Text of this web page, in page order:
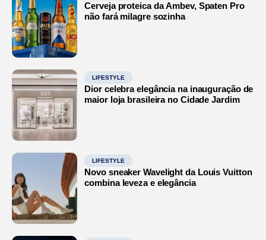
Cerveja proteica da Ambev, Spaten Pro
não fará milagre sozinha
LIFESTYLE
Dior celebra elegância na inauguração de
maior loja brasileira no Cidade Jardim
LIFESTYLE
Novo sneaker Wavelight da Louis Vuitton
combina leveza e elegância